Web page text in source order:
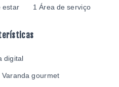
estar 1 Área de serviço
digital
Varanda gourmet